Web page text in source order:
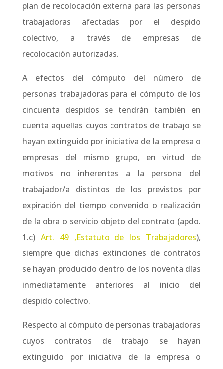
plan de recolocación externa para las personas
trabajadoras afectadas por el despido
colectivo, a través de empresas de
recolocación autorizadas.
A efectos del cómputo del número de
personas trabajadoras para el cómputo de los
cincuenta despidos se tendrán también en
cuenta aquellas cuyos contratos de trabajo se
hayan extinguido por iniciativa de la empresa o
empresas del mismo grupo, en virtud de
motivos no inherentes a la persona del
trabajador/a distintos de los previstos por
expiración del tiempo convenido o realización
de la obra o servicio objeto del contrato (apdo.
1.c) Art. 49 ,Estatuto de los Trabajadores),
siempre que dichas extinciones de contratos
se hayan producido dentro de los noventa días
inmediatamente anteriores al inicio del
despido colectivo.
Respecto al cómputo de personas trabajadoras
cuyos contratos de trabajo se hayan
extinguido por iniciativa de la empresa o